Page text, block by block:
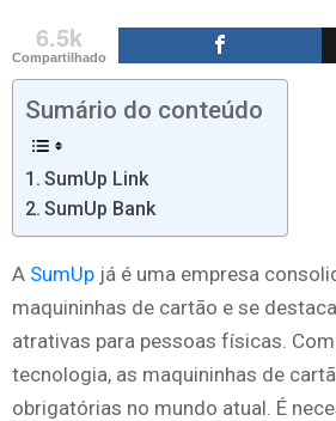
6.5k
Compartilhado
Sumário do conteúdo
SumUp Link
SumUp Bank
A SumUp já é uma empresa
maquininhas de cartão e se
atrativas para pessoas físicas.
tecnologia, as maquininhas de
obrigatórias no mundo atual. É